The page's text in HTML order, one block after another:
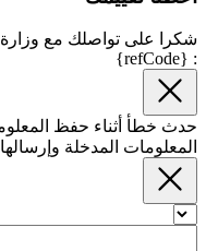
شكرا على تواصلك مع وزارة
: {refCode}
حدث خطأ أثناء حفظ
المعلومات المدخلة